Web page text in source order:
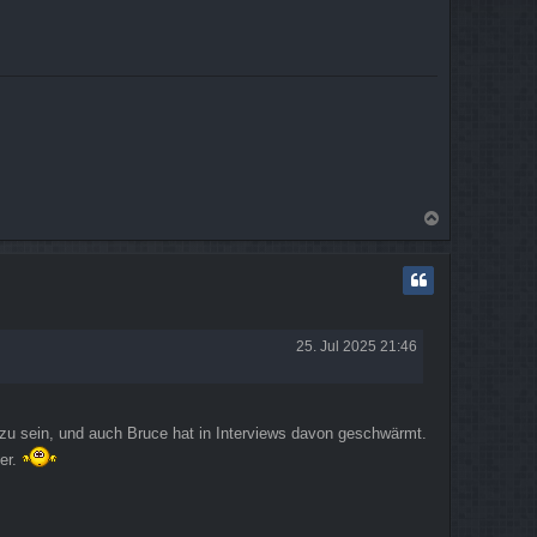
a
25. Jul 2025 21:46
sein, und auch Bruce hat in Interviews davon geschwärmt.